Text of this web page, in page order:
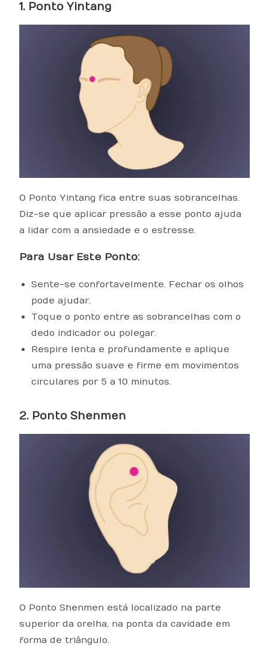
1. Ponto Yintang
O Ponto Yintang fica entre suas sobrancelhas.
Diz-se que aplicar pressão a esse ponto ajuda
a lidar com a ansiedade e o estresse.
Para Usar Este Ponto:
Sente-se confortavelmente. Fechar os olhos
pode ajudar.
Toque o ponto entre as sobrancelhas com o
dedo indicador ou polegar.
Respire lenta e profundamente e aplique
uma pressão suave e firme em movimentos
circulares por 5 a 10 minutos.
2. Ponto Shenmen
O Ponto Shenmen está localizado na parte
superior da orelha, na ponta da cavidade em
forma de triângulo.